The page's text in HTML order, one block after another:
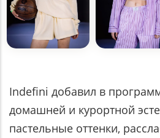
Indefini добавил в
домашней и курортной
пастельные оттенки,